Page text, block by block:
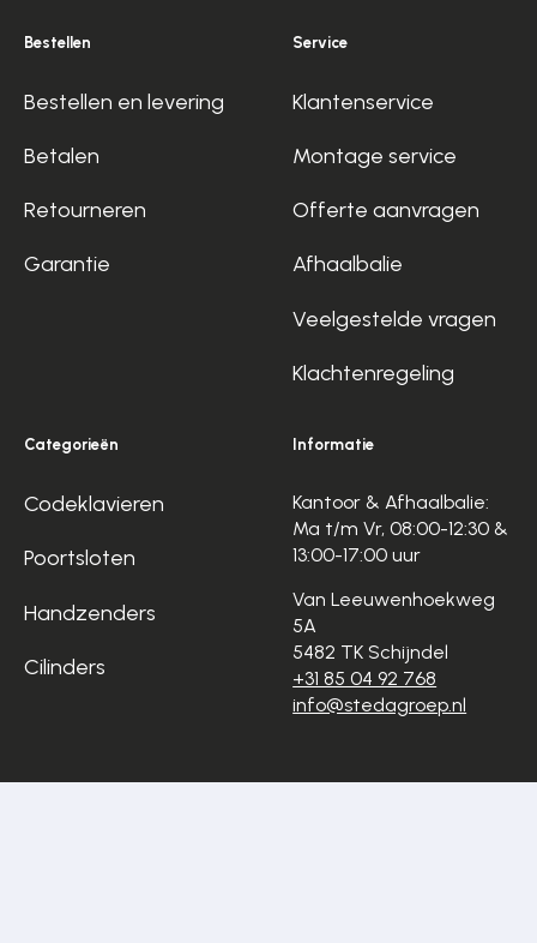
Bestellen
Bestellen en levering
Betalen
Retourneren
Garantie
Service
Klantenservice
Montage service
Offerte aanvragen
Afhaalbalie
Veelgestelde vragen
Klachtenregeling
Categorieën
Codeklavieren
Poortsloten
Handzenders
Cilinders
Informatie
Kantoor & Afhaalbalie:
Ma t/m Vr, 08:00-12:30 &
13:00-17:00 uur
Van Leeuwenhoekweg
5A
5482 TK Schijndel
+31 85 04 92 768
info@stedagroep.nl